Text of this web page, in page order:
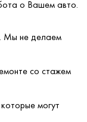
о Вашем авто.
Мы не делаем
со стажем
могут